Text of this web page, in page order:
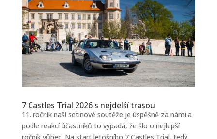
7 Castles Trial 2026 s nejdelší trasou
11. ročník naší setinové soutěže je úspěšně za námi a
podle reakcí účastníků to vypadá, že šlo o nejlepší
ročník vůbec. Na start letošního 7 Castles Trial, tedy